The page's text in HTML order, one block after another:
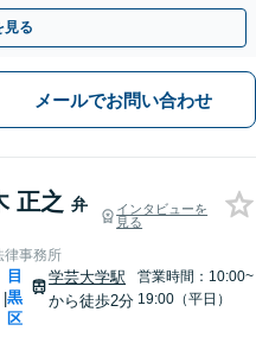
休日対応可】
見る
メールでお問い合わせ
正之 弁
インタビューを
見る
律事務所
|
目
黒
区
学芸大学駅
から徒歩2分
営業時間：10:00~
19:00（平日）